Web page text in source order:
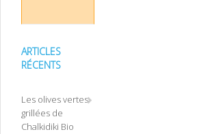
ARTICLES
RÉCENTS
Les olives vertes
grillées de
Chalkidiki Bio